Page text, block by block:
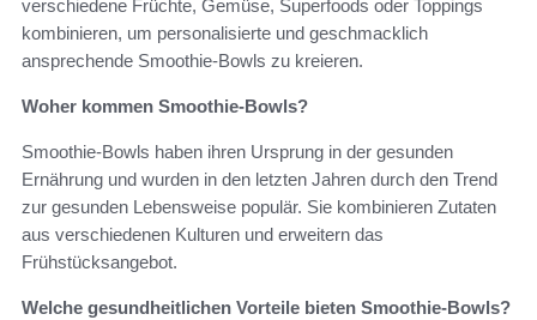
verschiedene Früchte, Gemüse, Superfoods oder Toppings
kombinieren, um personalisierte und geschmacklich
ansprechende Smoothie-Bowls zu kreieren.
Woher kommen Smoothie-Bowls?
Smoothie-Bowls haben ihren Ursprung in der gesunden
Ernährung und wurden in den letzten Jahren durch den Trend
zur gesunden Lebensweise populär. Sie kombinieren Zutaten
aus verschiedenen Kulturen und erweitern das
Frühstücksangebot.
Welche gesundheitlichen Vorteile bieten Smoothie-Bowls?